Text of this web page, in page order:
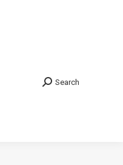
Search:
Search